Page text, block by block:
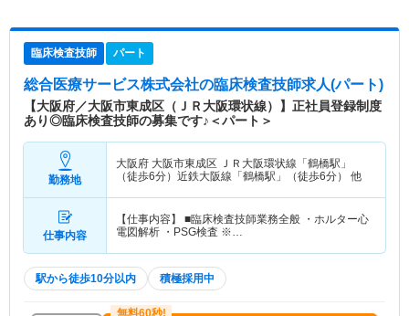
臨床検査技師 パート
総合医療サービス株式会社の臨床検査技師求人(パート)
【大阪府／大阪市東成区（ＪＲ大阪環状線）】正社員登録制度
あり◎臨床検査技師の募集です♪＜パート＞
勤務地
大阪府 大阪市東成区 ＪＲ大阪環状線「鶴橋駅」
（徒歩6分）近鉄大阪線「鶴橋駅」（徒歩6分） 他
仕事内容
【仕事内容】 ■臨床検査技師業務全般 ・ホルター心
電図解析 ・PSG検査 ※…
駅から徒歩10分以内 積極採用中